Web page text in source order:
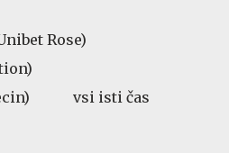
Rose)
vsi isti čas